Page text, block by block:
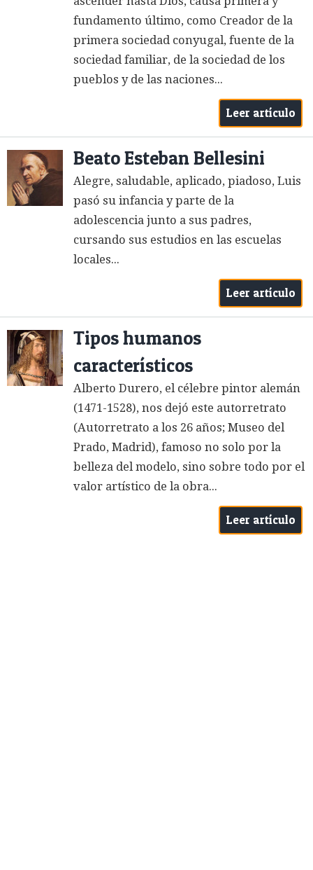
fundamento último, como Creador de la
primera sociedad conyugal, fuente de la
sociedad familiar, de la sociedad de los
pueblos y de las naciones...
Leer artículo
Beato Esteban Bellesini
Alegre, saludable, aplicado, piadoso, Luis
pasó su infancia y parte de la
adolescencia junto a sus padres,
cursando sus estudios en las escuelas
locales...
Leer artículo
Tipos humanos
característicos
Alberto Durero, el célebre pintor alemán
(1471-1528), nos dejó este autorretrato
(Autorretrato a los 26 años; Museo del
Prado, Madrid), famoso no solo por la
belleza del modelo, sino sobre todo por el
valor artístico de la obra...
Leer artículo